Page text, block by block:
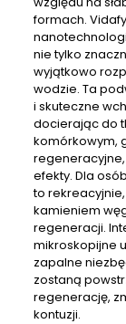
formach.
nie tylko
wyjątkowo
wodzie. Ta
i skuteczne
docierając do
komórkowym,
efekty. Dla
to
kamieniem
regeneracji.
mikroskopijne
zapalne
zostaną
regenerację,
kontuzji.